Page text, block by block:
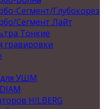
Сегмент/Глубокорез
Сегмент Лайт
Тонкие
гравировки
для УШМ
HILBERG